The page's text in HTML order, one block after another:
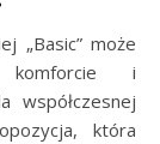
komforcie i
współczesnej
która